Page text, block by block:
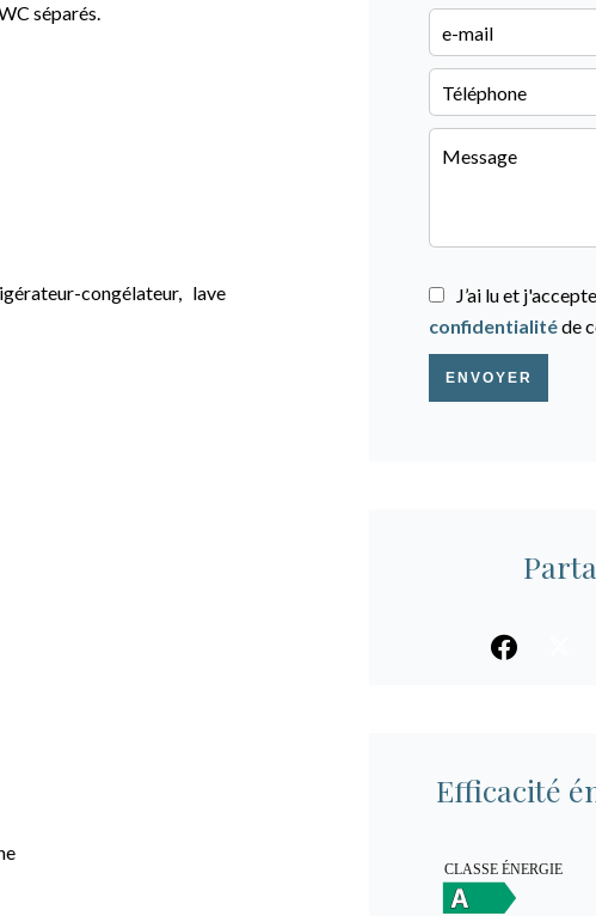
séparés.
congélateur, lave
J’ai lu et
confidentialitéde
ENVOYER
Efficacité